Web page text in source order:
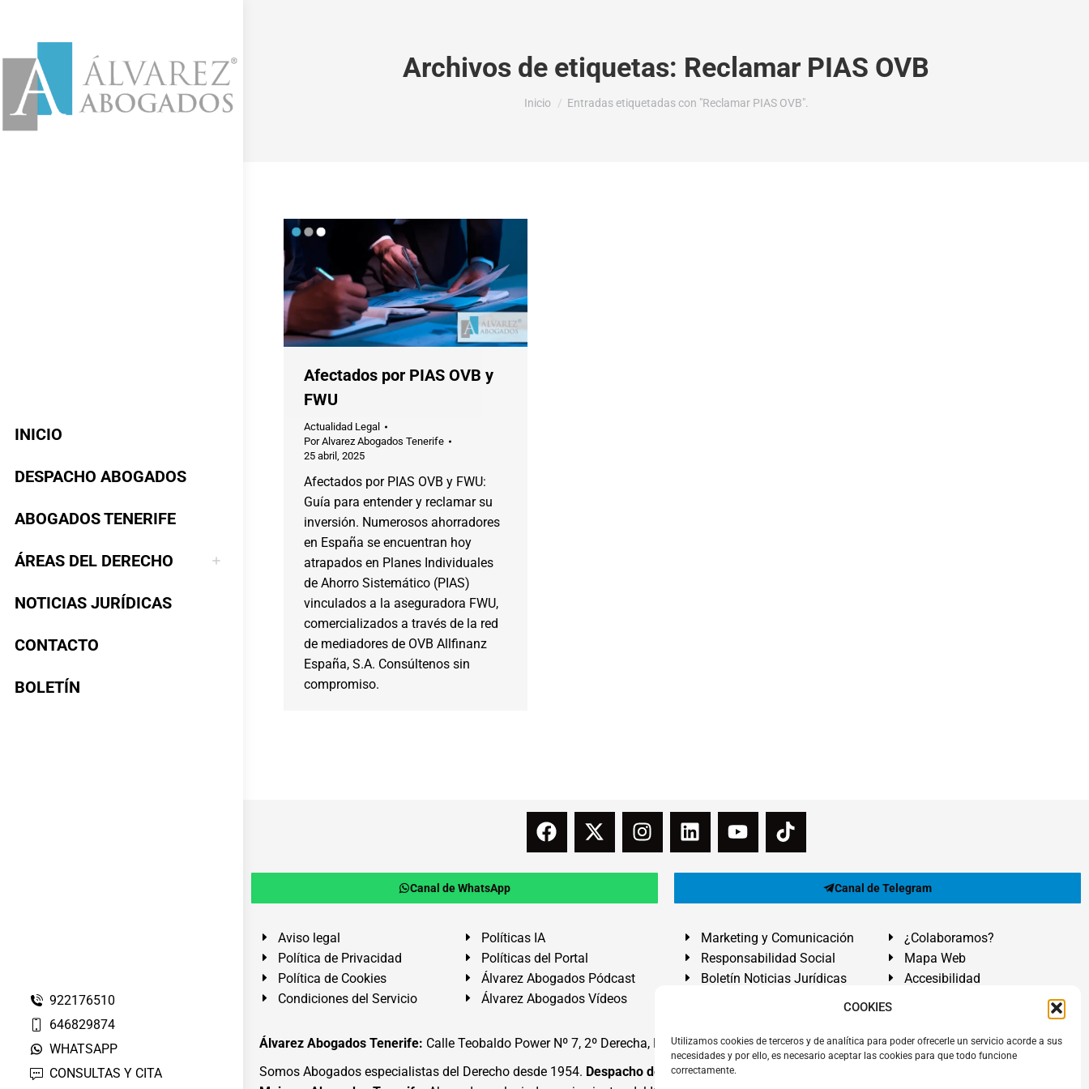
COOKIES
Utilizamos cookies de terceros y de analítica para poder ofrecerle un servicio acorde a sus
necesidades y por ello, es necesario aceptar las cookies para que todo funcione
correctamente.
INICIO
DESPACHO ABOGADOS
ABOGADOS TENERIFE
ÁREAS DEL DERECHO
NOTICIAS JURÍDICAS
CONTACTO
BOLETÍN
922176510
646829874
WHATSAPP
CONSULTAS Y CITA
Archivos de etiquetas: Reclamar PIAS OVB
Estás aquí:
Inicio Entradas etiquetadas con "Reclamar PIAS OVB".
Afectados por PIAS OVB y
FWU
Actualidad Legal
PorAlvarez Abogados Tenerife
25 abril, 2025
Afectados por PIAS OVB y FWU:
Guía para entender y reclamar su
inversión. Numerosos ahorradores
en España se encuentran hoy
atrapados en Planes Individuales
de Ahorro Sistemático (PIAS)
vinculados a la aseguradora FWU,
comercializados a través de la red
de mediadores de OVB Allfinanz
España, S.A. Consúltenos sin
compromiso.
Canal de WhatsApp Canal de Telegram
Aviso legal
Política de Privacidad
Política de Cookies
Condiciones del Servicio
Políticas IA
Políticas del Portal
Álvarez Abogados Pódcast
Álvarez Abogados Vídeos
Marketing y Comunicación
Responsabilidad Social
Boletín Noticias Jurídicas
¿Colaboramos?
Mapa Web
Accesibilidad
Álvarez Abogados Tenerife: Calle Teobaldo Power Nº 7, 2º Derecha, El Médano, Granadilla de Abona, Santa Cruz de Tenerife. Islas Canarias.
Somos Abogados especialistas del Derecho desde 1954. Despacho de Abogados El Médano